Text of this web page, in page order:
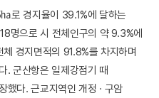
로 경지율이 39.1%에 달하는
명으로 시 전체인구의 약 9.3%에
경지면적의 91.8%를 차지하며
. 군산항은 일제강점기 때
했다. 근교지역인 개정 · 구암